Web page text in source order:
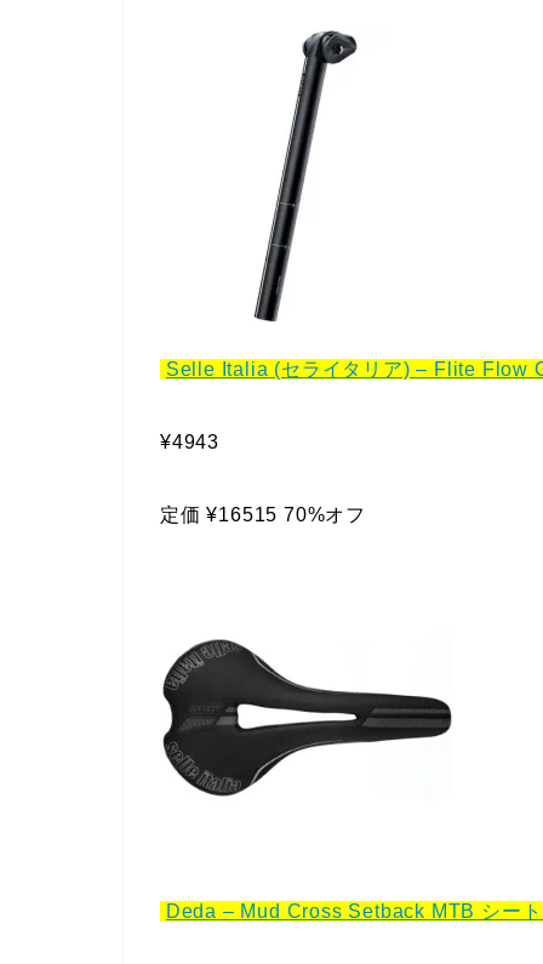
Selle Italia (セライタリア) – Flite Flow
¥4943
定価 ¥16515 70%オフ
Deda – Mud Cross Setback MTB シート